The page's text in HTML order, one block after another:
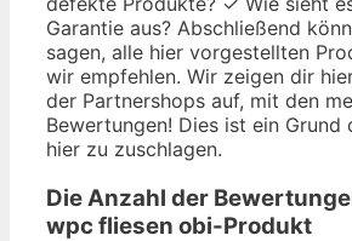
Garantie aus? Abschließend
sagen, alle hier vorgestellten
wir empfehlen. Wir zeigen dir
der Partnershops auf, mit den
Bewertungen! Dies ist ein Grund
hier zu zuschlagen.
Die Anzahl der
wpc fliesen obi-Produkt